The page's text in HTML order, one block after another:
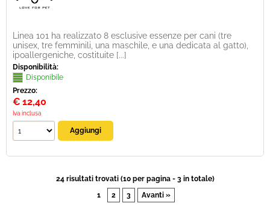
Linea 101 ha realizzato 8 esclusive essenze per cani (tre
unisex, tre femminili, una maschile, e una dedicata al gatto),
ipoallergeniche, costituite [...]
Disponibilità:
Disponibile
Prezzo:
€ 12,40
Iva inclusa
24 risultati trovati (10 per pagina - 3 in totale)
1
2 3 Avanti »